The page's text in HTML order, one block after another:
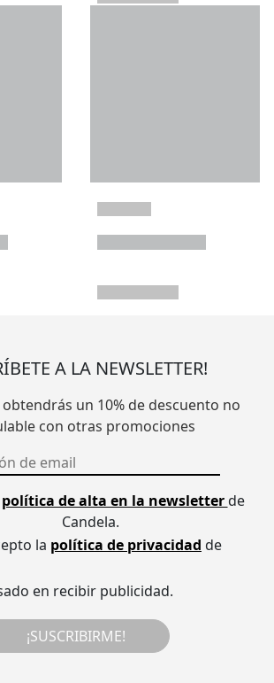
A LA NEWSLETTER!
un 10% de descuento no
con otras promociones
política de alta en la newsletterde
Candela.
la política de privacidad de
en recibir publicidad.
¡SUSCRIBIRME!